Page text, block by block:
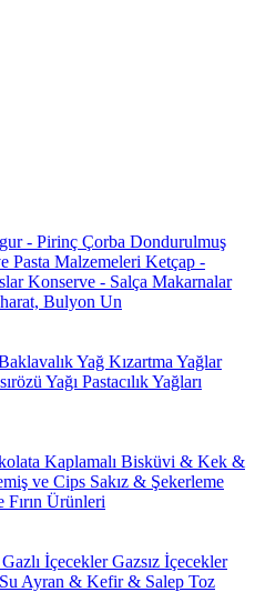
- Pirinç Çorba Dondurulmuş
Pasta Malzemeleri Ketçap -
Konserve - Salça Makarnalar
Bulyon Un
Yağ Kızartma Yağlar
Yağı Pastacılık Yağları
Kaplamalı Bisküvi & Kek &
ve Cips Sakız & Şekerleme
Fırın Ürünleri
Gazlı İçeceklerGazsız İçecekler
Su Ayran & Kefir & Salep Toz